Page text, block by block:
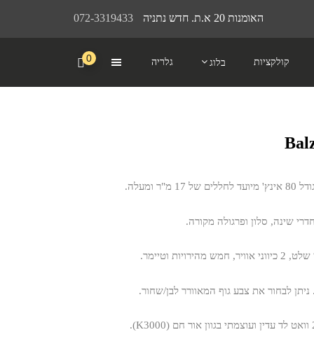
072-3319433 האומנות 20 א.ת. חדש נתניה
קולקציות בלוג גלריה 0
ומעלה.
שינה, סלון ופרגולה מקורה.